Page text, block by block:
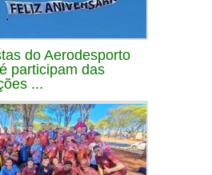
do Aerodesporto
participam das
...